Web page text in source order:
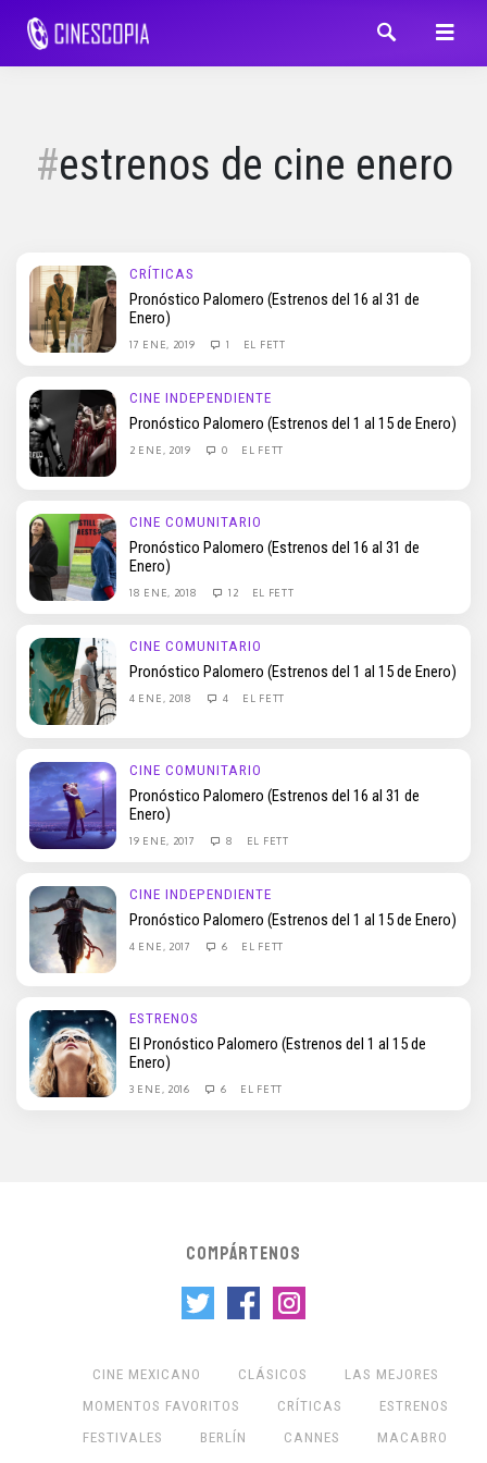
estrenos de cine enero
CRÍTICAS
Pronóstico Palomero (Estrenos del 16 al 31 de
Enero)
17 ENE, 2019 1 EL FETT
CINE INDEPENDIENTE
Pronóstico Palomero (Estrenos del 1 al 15 de Enero)
2 ENE, 2019 0 EL FETT
CINE COMUNITARIO
Pronóstico Palomero (Estrenos del 16 al 31 de
Enero)
18 ENE, 2018 12 EL FETT
CINE COMUNITARIO
Pronóstico Palomero (Estrenos del 1 al 15 de Enero)
4 ENE, 2018 4 EL FETT
CINE COMUNITARIO
Pronóstico Palomero (Estrenos del 16 al 31 de
Enero)
19 ENE, 2017 8 EL FETT
CINE INDEPENDIENTE
Pronóstico Palomero (Estrenos del 1 al 15 de Enero)
4 ENE, 2017 6 EL FETT
ESTRENOS
El Pronóstico Palomero (Estrenos del 1 al 15 de
Enero)
3 ENE, 2016 6 EL FETT
COMPÁRTENOS
CINE MEXICANO CLÁSICOS
LAS MEJORES
MOMENTOS FAVORITOS
CRÍTICAS
ESTRENOS
FESTIVALES
BERLÍN CANNES
MACABRO